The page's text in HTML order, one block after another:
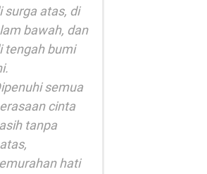
surga atas, di
bawah, dan
tengah bumi
semua
cinta
tanpa
hati